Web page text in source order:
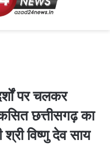
पर चलकर
छत्तीसगढ़ का
विष्णु देव साय